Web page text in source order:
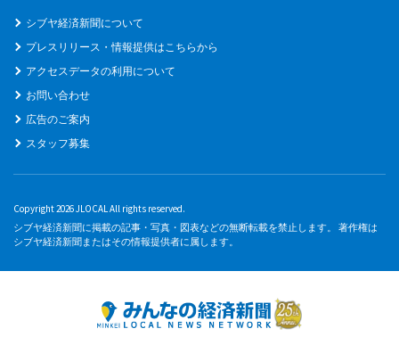
シブヤ経済新聞について
プレスリリース・情報提供はこちらから
アクセスデータの利用について
お問い合わせ
広告のご案内
スタッフ募集
Copyright 2026 JLOCAL All rights reserved.
シブヤ経済新聞に掲載の記事・写真・図表などの無断転載を禁止します。 著作権は
シブヤ経済新聞またはその情報提供者に属します。